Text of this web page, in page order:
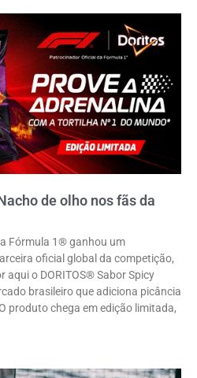
de olho nos fãs da
Fórmula 1® ganhou um
oficial global da competição,
aqui o DORITOS® Sabor Spicy
brasileiro que adiciona picância
produto chega em edição limitada,